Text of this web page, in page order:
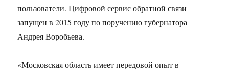
пользователи. Цифровой сервис обратной связи
запущен в 2015 году по поручению губернатора
Андрея Воробьева.
«Московская область имеет передовой опыт в